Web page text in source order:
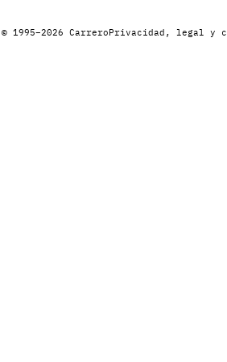
© 1995–2026 CarreroPrivacidad, legal y